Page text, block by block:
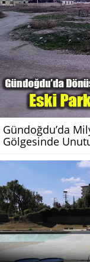
Gündoğdu’da
Gölgesinde